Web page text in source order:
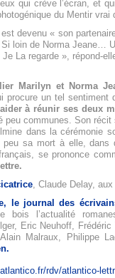
qui crève l’écran, et
du Mentir vrai
est devenu « son
Si loin de Norma Jeane…
La regarde », répond-
Marilyn et Norma
procure un tel sentiment
à réunir ses deux
peu communes. Son
dans la cérémonie
sa mort à elle,
se prononce
, Claude Delay,
le journal des
bois l’actualité
Eric Neuhoff,
Malraux, Philippe
rdv/atlantico-